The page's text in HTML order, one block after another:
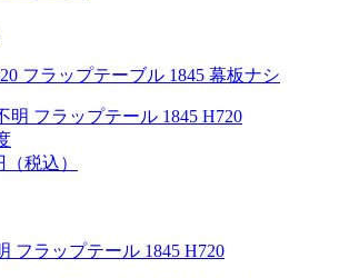
フラップテーブル 1845 幕板ナシ
（税込）
フラップテール 1845 H720